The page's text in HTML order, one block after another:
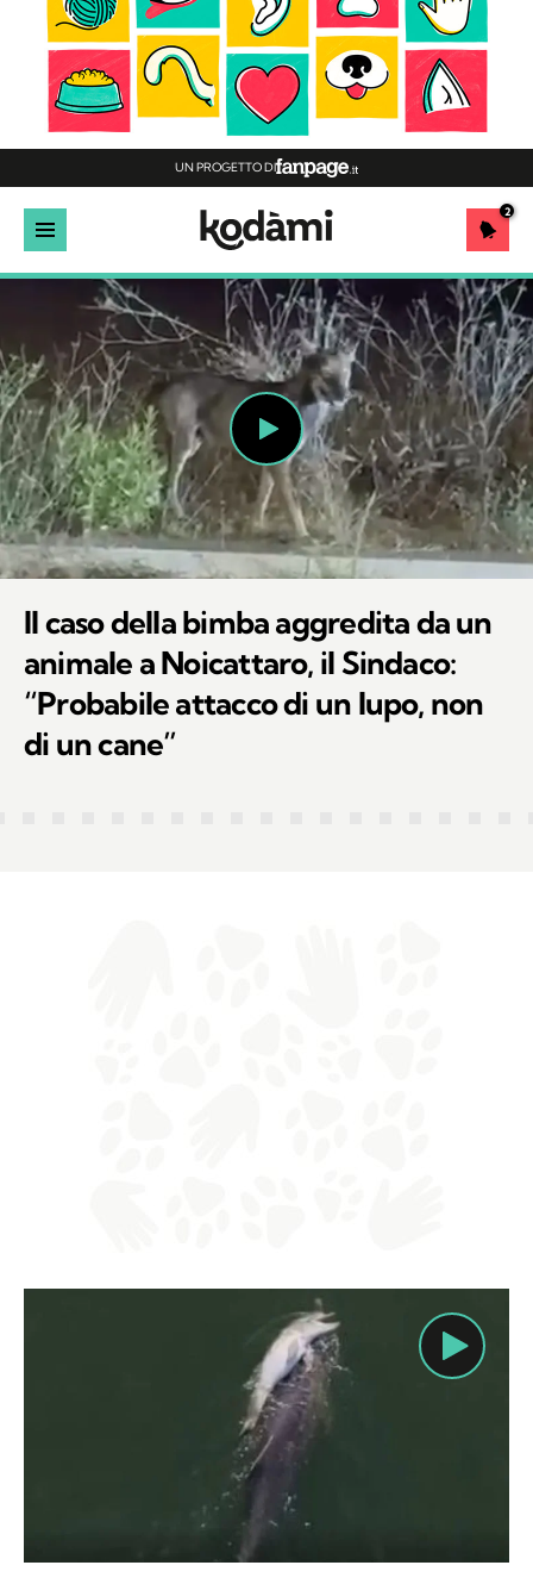
UN PROGETTO DI
2
Il caso della bimba aggredita da un
animale a Noicattaro, il Sindaco:
“Probabile attacco di un lupo, non
di un cane”